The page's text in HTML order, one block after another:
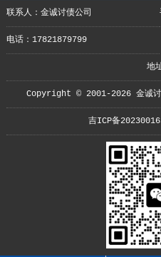
联系人：金诚讨债公司
电话：17821879799
地
Copyright © 2001-2026 金诚
吉ICP备